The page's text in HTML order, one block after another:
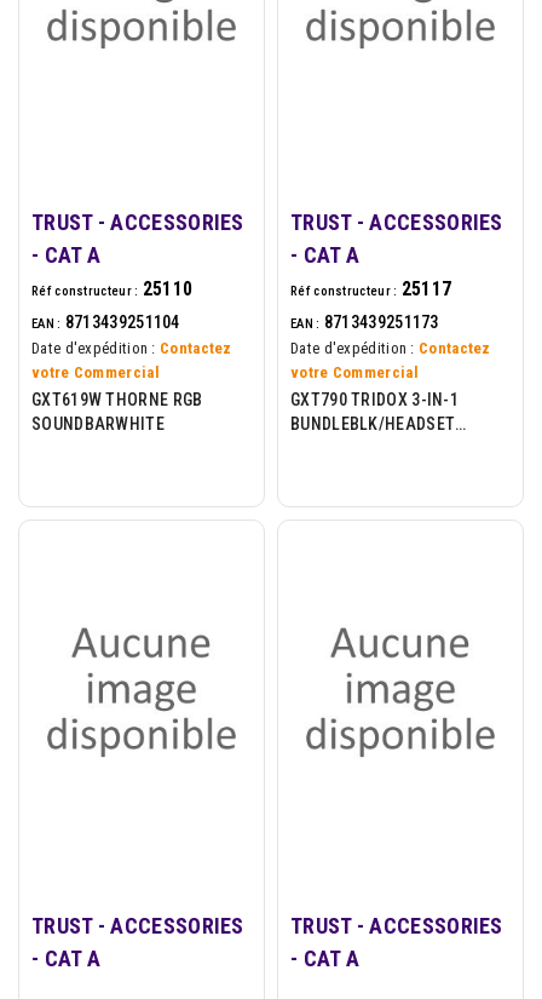
TRUST - ACCESSORIES
- CAT A
Réf constructeur : 25110
EAN : 8713439251104
Date d'expédition : Contactez
votre Commercial
GXT619W THORNE RGB
SOUNDBARWHITE
TRUST - ACCESSORIES
- CAT A
Réf constructeur : 25117
EAN : 8713439251173
Date d'expédition : Contactez
votre Commercial
GXT790 TRIDOX 3-IN-1
BUNDLEBLK/HEADSET
TRUST - ACCESSORIES
- CAT A
TRUST - ACCESSORIES
- CAT A